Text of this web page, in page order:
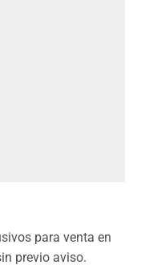
para venta en
previo aviso.